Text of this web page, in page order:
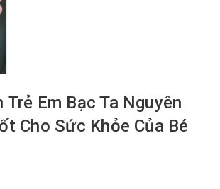
Trẻ Em Bạc Ta Nguyên
Cho Sức Khỏe Của Bé